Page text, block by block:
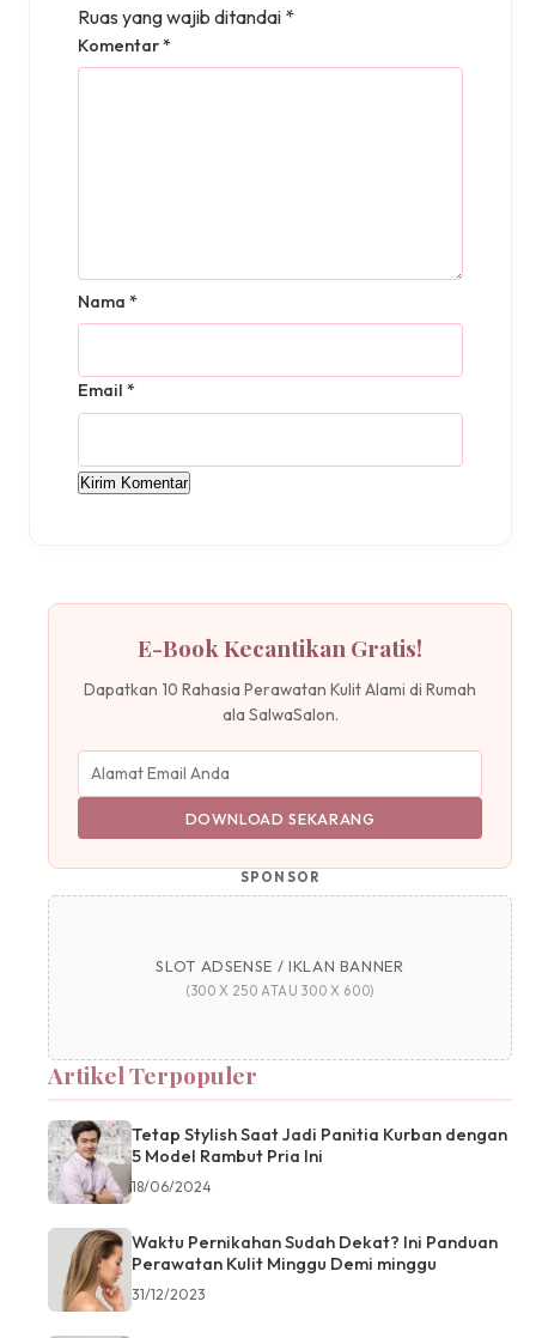
Ruas yang wajib ditandai *
Komentar*
Nama *
Email *
E-Book Kecantikan Gratis!
Dapatkan 10 Rahasia Perawatan Kulit Alami di Rumah
ala SalwaSalon.
DOWNLOAD SEKARANG
SPONSOR
SLOT ADSENSE / IKLAN BANNER
(300 X 250 ATAU 300 X 600)
Artikel Terpopuler
Tetap Stylish Saat Jadi Panitia Kurban dengan
5 Model Rambut Pria Ini
18/06/2024
Waktu Pernikahan Sudah Dekat? Ini Panduan
Perawatan Kulit Minggu Demi minggu
31/12/2023